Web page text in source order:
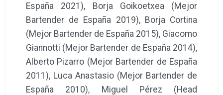
España 2021), Borja Goikoetxea (Mejor
Bartender de España 2019), Borja Cortina
(Mejor Bartender de España 2015), Giacomo
Giannotti (Mejor Bartender de España 2014),
Alberto Pizarro (Mejor Bartender de España
2011), Luca Anastasio (Mejor Bartender de
España 2010), Miguel Pérez (Head